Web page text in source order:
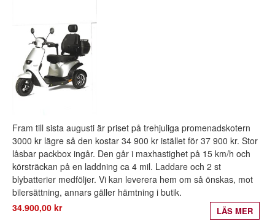
Fram till sista augusti är priset på trehjuliga promenadskotern
3000 kr lägre så den kostar 34 900 kr istället för 37 900 kr. Stor
låsbar packbox ingår. Den går i maxhastighet på 15 km/h och
körsträckan på en laddning ca 4 mil. Laddare och 2 st
blybatterier medföljer. Vi kan leverera hem om så önskas, mot
bilersättning, annars gäller hämtning i butik.
34.900,00 kr
LÄS MER